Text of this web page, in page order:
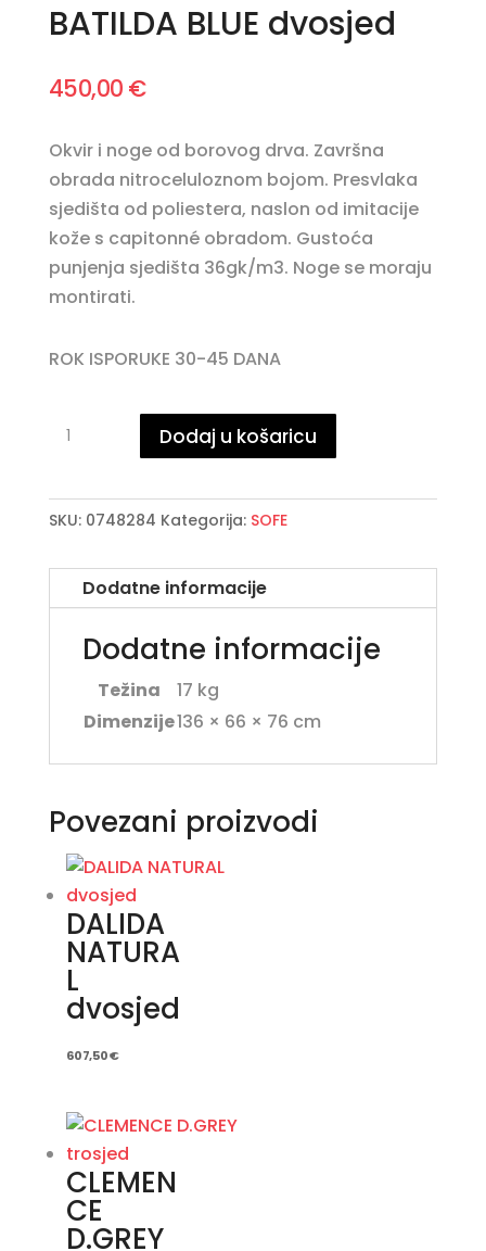
BATILDA BLUE dvosjed
450,00 €
Okvir i noge od borovog drva. Završna
obrada nitroceluloznom bojom. Presvlaka
sjedišta od poliestera, naslon od imitacije
kože s capitonné obradom. Gustoća
punjenja sjedišta 36gk/m3. Noge se moraju
montirati.
ROK ISPORUKE 30-45 DANA
BLUE
količina
Dodaj u košaricu
SKU: 0748284 Kategorija: SOFE
Dodatne informacije
Dodatne informacije
Težina
17 kg
Dimenzije136 × 66 × 76 cm
Povezani proizvodi
DALIDA
NATURA
L
dvosjed
607,50€
CLEMEN
CE
D.GREY